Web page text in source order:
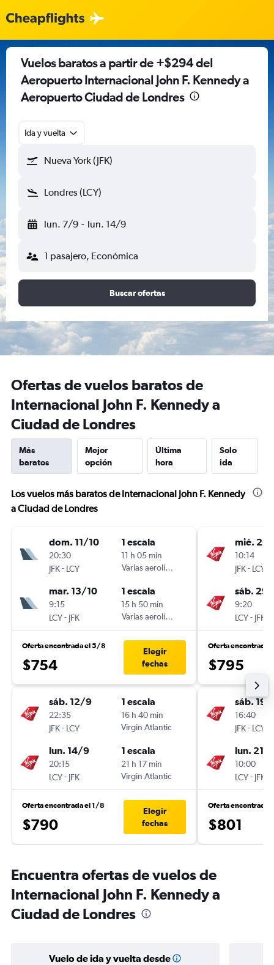
Vuelos baratos a partir de +$294 del
Aeropuerto Internacional John F. Kennedy a
Aeropuerto Ciudad de Londres
Ida y vuelta
Nueva York (JFK)
Londres (LCY)
lun. 7/9 - lun. 14/9
1 pasajero, Económica
Buscar ofertas
Ofertas de vuelos baratos de
Internacional John F. Kennedy a
Ciudad de Londres
Más
baratos
Mejor
opción
Última
hora
Solo
ida
Los vuelos más baratos de Internacional John F. Kennedy
a Ciudad de Londres
dom. 11/10
20:30
JFK- LCY
1 escala
11 h 05 min
Varias aerolíneas
mar. 13/10
9:15
LCY- JFK
1 escala
15 h 50 min
Varias aerolíneas
Oferta encontrada el 5/8
$754
Elegir
fechas
sáb. 12/9
22:35
JFK- LCY
1 escala
16 h 40 min
Virgin Atlantic
lun. 14/9
20:15
LCY- JFK
1 escala
21 h 17 min
Virgin Atlantic
Oferta encontrada el 1/8
$790
Elegir
fechas
mié.
10:14
JFK- LCY
sáb.
9:20
LCY- JFK
Oferta encontrada
$795
sáb. 19/
16:40
JFK- LCY
lun. 21/
10:00
LCY- JFK
Oferta encontrada
$801
Encuentra ofertas de vuelos de
Internacional John F. Kennedy a
Ciudad de Londres
Vuelo de ida y vuelta desde